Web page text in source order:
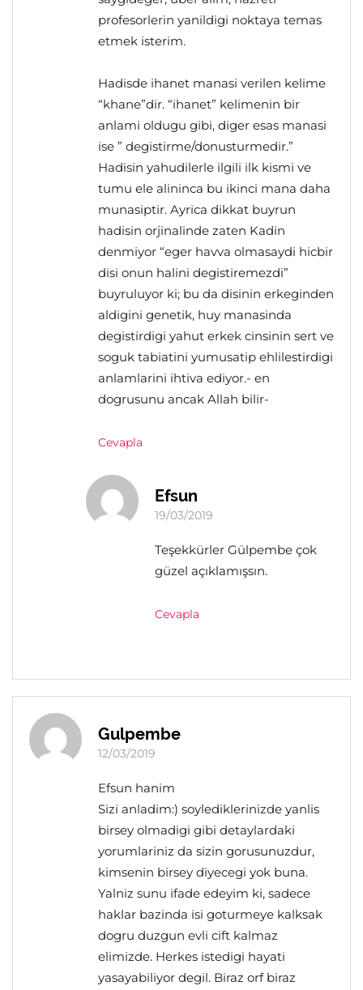
profesorlerin yanildigi noktaya temas
etmek isterim.
Hadisde ihanet manasi verilen kelime
“khane”dir. “ihanet” kelimenin bir
anlami oldugu gibi, diger esas manasi
ise ” degistirme/donusturmedir.”
Hadisin yahudilerle ilgili ilk kismi ve
tumu ele alininca bu ikinci mana daha
munasiptir. Ayrica dikkat buyrun
hadisin orjinalinde zaten Kadin
denmiyor “eger havva olmasaydi hicbir
disi onun halini degistiremezdi”
buyruluyor ki; bu da disinin erkeginden
aldigini genetik, huy manasinda
degistirdigi yahut erkek cinsinin sert ve
soguk tabiatini yumusatip ehlilestirdigi
anlamlarini ihtiva ediyor.- en
dogrusunu ancak Allah bilir-
Cevapla
Efsun
19/03/2019
Teşekkürler Gülpembe çok
güzel açıklamışsın.
Cevapla
Gulpembe
12/03/2019
Efsun hanim
Sizi anladim:) soylediklerinizde yanlis
birsey olmadigi gibi detaylardaki
yorumlariniz da sizin gorusunuzdur,
kimsenin birsey diyecegi yok buna.
Yalniz sunu ifade edeyim ki, sadece
haklar bazinda isi goturmeye kalksak
dogru duzgun evli cift kalmaz
elimizde. Herkes istedigi hayati
yasayabiliyor degil. Biraz orf biraz